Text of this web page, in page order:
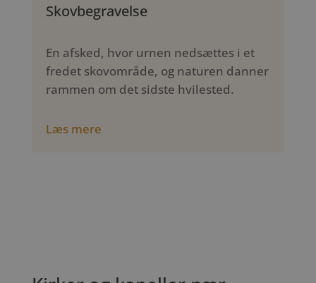
Skovbegravelse
En afsked, hvor urnen nedsættes i et
fredet skovområde, og naturen danner
rammen om det sidste hvilested.
Læs mere